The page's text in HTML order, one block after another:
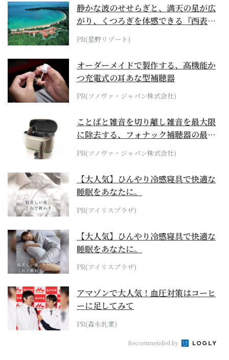
静かな波のせせらぎと、満天の星が広
がり、くつろぎを体感できる『西表島
ホテル by...
PR(星野リゾート)
オーダーメイドで製作する、高機能か
つ充電式の耳あな型補聴器
PR(ソノヴァ・ジャパン株式会社)
ことばと雑音を切り離し雑音を最大限
に除去する、フォナック補聴器の最上
位モデル
PR(ソノヴァ・ジャパン株式会社)
【大人気】ひんやり冷感寝具で快適な
睡眠をあなたに。
PR(アイリスプラザ)
【大人気】ひんやり冷感寝具で快適な
睡眠をあなたに。
PR(アイリスプラザ)
アマゾンで大人気！血圧対策はコーヒ
ーに足してみて
PR(森永乳業)
Recommended by